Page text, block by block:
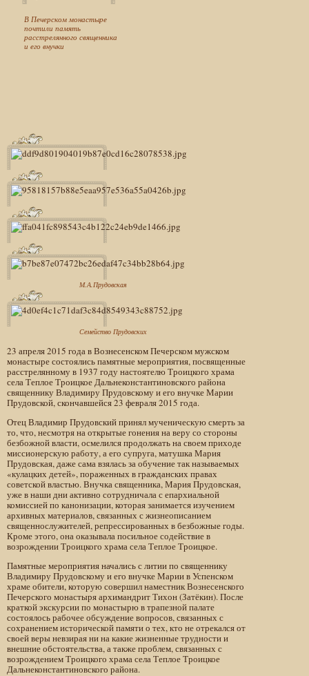
В Печерском монастыре
почтили память
расстрелянного священника
и его внучки
М.А.Прудовская
Семейство Прудовских
23 апреля 2015 года в Вознесенском Печерском мужском
монастыре состоялись памятные мероприятия, посвященные
расстрелянному в 1937 году настоятелю Троицкого храма
села Теплое Троицкое Дальнеконстантиновского района
священнику Владимиру Прудовскому и его внучке Марии
Прудовской, скончавшейся 23 февраля 2015 года.
Отец Владимир Прудовский принял мученическую смерть за
то, что, несмотря на открытые гонения на веру со стороны
безбожной власти, осмелился продолжать на своем приходе
миссионерскую работу, а его супруга, матушка Мария
Прудовская, даже сама взялась за обучение так называемых
«кулацких детей», пораженных в гражданских правах
советской властью. Внучка священника, Мария Прудовская,
уже в наши дни активно сотрудничала с епархиальной
комиссией по канонизации, которая занимается изучением
архивных материалов, связанных с жизнеописанием
священнослужителей, репрессированных в безбожные годы.
Кроме этого, она оказывала посильное содействие в
возрождении Троицкого храма села Теплое Троицкое.
Памятные мероприятия начались с литии по священнику
Владимиру Прудовскому и его внучке Марии в Успенском
храме обители, которую совершил наместник Вознесенского
Печерского монастыря архимандрит Тихон (Затёкин). После
краткой экскурсии по монастырю в трапезной палате
состоялось рабочее обсуждение вопросов, связанных с
сохранением исторической памяти о тех, кто не отрекался от
своей веры невзирая ни на какие жизненные трудности и
внешние обстоятельства, а также проблем, связанных с
возрождением Троицкого храма села Теплое Троицкое
Дальнеконстантиновского района.